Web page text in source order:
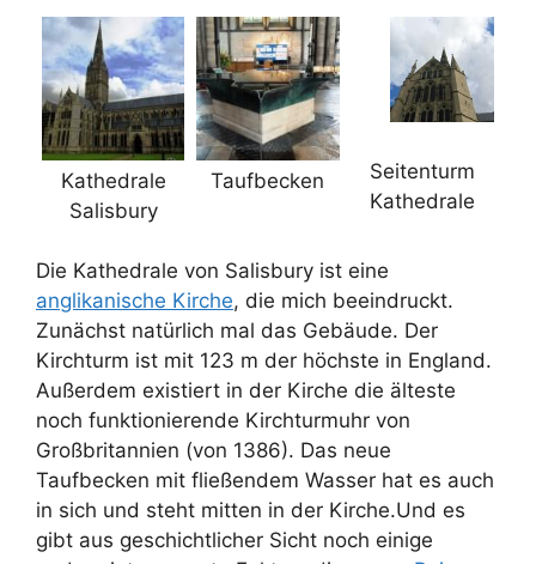
Kathedrale
Salisbury
Taufbecken
Seitenturm
Kathedrale
Die Kathedrale von Salisbury ist eine
anglikanische Kirche, die mich beeindruckt.
Zunächst natürlich mal das Gebäude. Der
Kirchturm ist mit 123 m der höchste in England.
Außerdem existiert in der Kirche die älteste
noch funktionierende Kirchturmuhr von
Großbritannien (von 1386). Das neue
Taufbecken mit fließendem Wasser hat es auch
in sich und steht mitten in der Kirche.Und es
gibt aus geschichtlicher Sicht noch einige